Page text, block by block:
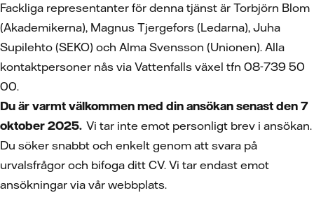
Fackliga representanter för denna tjänst är Torbjörn Blom
(Akademikerna), Magnus Tjergefors (Ledarna), Juha
Supilehto (SEKO) och Alma Svensson (Unionen). Alla
kontaktpersoner nås via Vattenfalls växel tfn 08-739 50
00.
Du är varmt välkommen med din ansökan senast den 7
oktober 2025. Vi tar inte emot personligt brev i ansökan.
Du söker snabbt och enkelt genom att svara på
urvalsfrågor och bifoga ditt CV. Vi tar endast emot
ansökningar via vår webbplats.